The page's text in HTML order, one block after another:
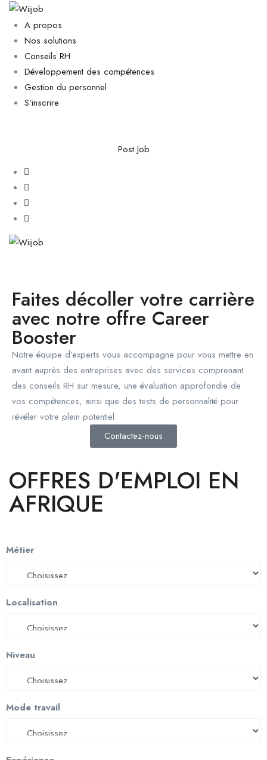
A propos
Nos solutions
Conseils RH
Développement des compétences
Gestion du personnel
S’inscrire
Post Job
Faites décoller votre carrière
avec notre offre Career
Booster
Notre équipe d’experts vous accompagne pour vous mettre en
avant auprès des entreprises avec des services comprenant
des conseils RH sur mesure, une évaluation approfondie de
vos compétences, ainsi que des tests de personnalité pour
révéler votre plein potentiel.
Contactez-nous
OFFRES D'EMPLOI EN
AFRIQUE
Métier
Localisation
Niveau
Mode travail